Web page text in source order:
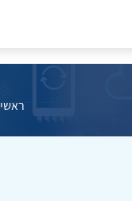
ראשי